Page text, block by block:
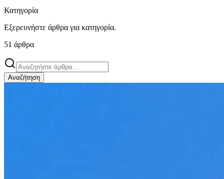
Κατηγορία
Εξερευνήστε άρθρα για κατηγορία.
51 άρθρα
Αναζήτηση